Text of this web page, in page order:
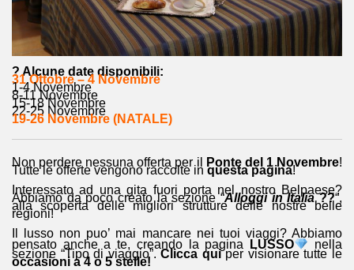
? Alcune date disponibili:
31 Ottobre – 4 Novembre
1-4 Novembre
8-11 Novembre
15-18 Novembre
22-25 Novembre
19-26 Novembre (NATALE)
Non perdere nessuna offerta per il Ponte del 1 Novembre!
Tutte le offerte vengono raccolte in questa pagina!
Interessato ad una gita fuori porta nel nostro Belpaese?
Abbiamo da poco creato la sezione “Alloggi in Italia??“,
alla scoperta delle migliori strutture delle nostre belle
regioni!
Il lusso non puo’ mai mancare nei tuoi viaggi? Abbiamo
pensato anche a te, creando la pagina
LUSSO nella
sezione “Tipo di viaggio”.Clicca qui per visionare tutte le
occasioni a 4 o 5 stelle!